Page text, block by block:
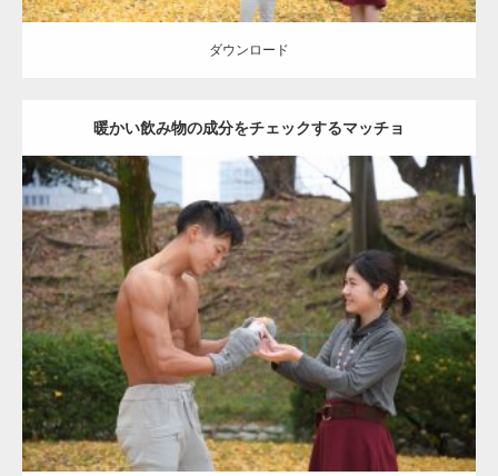
ダウンロード
暖かい飲み物の成分をチェックするマッチョ
Update:2021.07.8
Category:公園のマッチョ その他 AKIHITO(細マッチョ) 上腕三頭筋
肩
ダウンロード